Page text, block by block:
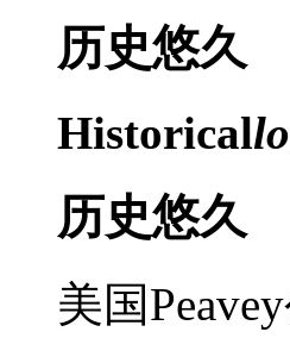
历史悠久
Historical
历史悠久
美国